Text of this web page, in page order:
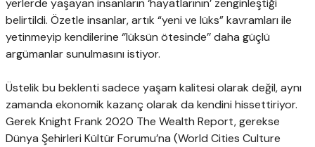
yerlerde yaşayan insanların ‘hayatlarının’ zenginleştiği
belirtildi. Özetle insanlar, artık “yeni ve lüks” kavramları ile
yetinmeyip kendilerine ‘’lüksün ötesinde’’ daha güçlü
argümanlar sunulmasını istiyor.
Üstelik bu beklenti sadece yaşam kalitesi olarak değil, aynı
zamanda ekonomik kazanç olarak da kendini hissettiriyor.
Gerek Knight Frank 2020 The Wealth Report, gerekse
Dünya Şehirleri Kültür Forumu’na (World Cities Culture